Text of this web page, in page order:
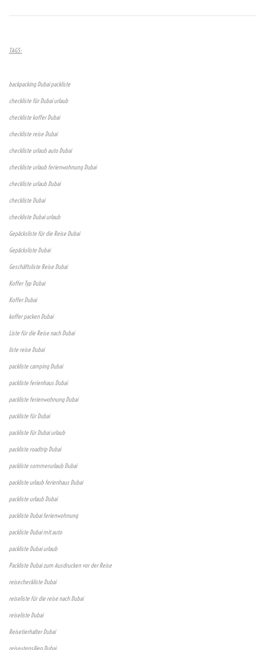
TAGS:
backpacking Dubai packliste
checkliste für Dubai urlaub
checkliste koffer Dubai
checkliste reise Dubai
checkliste urlaub auto Dubai
checkliste urlaub ferienwohnung Dubai
checkliste urlaub Dubai
checkliste Dubai
checkliste Dubai urlaub
Gepäcksliste für die Reise Dubai
Gepäcksliste Dubai
Geschäftsliste Reise Dubai
Koffer Typ Dubai
Koffer Dubai
koffer packen Dubai
Liste für die Reise nach Dubai
liste reise Dubai
packliste camping Dubai
packliste ferienhaus Dubai
packliste ferienwohnung Dubai
packliste für Dubai
packliste für Dubai urlaub
packliste roadtrip Dubai
packliste sommerurlaub Dubai
packliste urlaub ferienhaus Dubai
packliste urlaub Dubai
packliste Dubai ferienwohnung
packliste Dubai mit auto
packliste Dubai urlaub
Packliste Dubai zum Ausdrucken vor der Reise
reisecheckliste Dubai
reiseliste für die reise nach Dubai
reiseliste Dubai
Reisetierhalter Dubai
reiseutensilien Dubai